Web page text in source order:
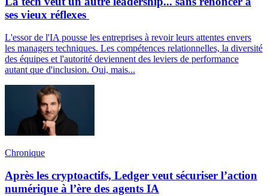
ses vieux réflexes
L'essor de l'IA pousse les entreprises à revoir leurs attentes envers
les managers techniques. Les compétences relationnelles, la diversité
des équipes et l'autorité deviennent des leviers de performance
autant que d'inclusion. Oui, mais...
Chronique
Après les cryptoactifs, Ledger veut sécuriser l’action
numérique à l’ère des agents IA